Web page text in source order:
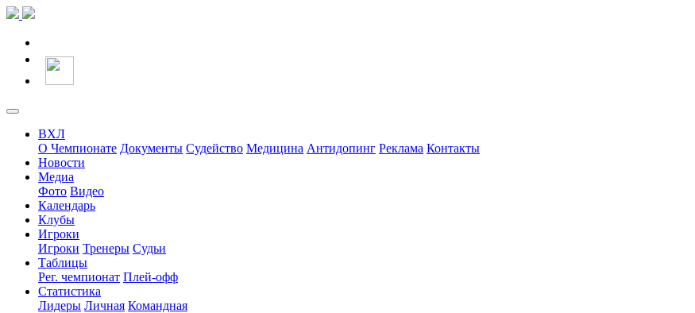
ВХЛ
О Чемпионате Документы Судейство Медицина Антидопинг Реклама Контакты
Новости
Медиа
Фото Видео
Календарь
Клубы
Игроки
Игроки Тренеры Судьи
Таблицы
Рег. чемпионат Плей-офф
Статистика
Лидеры Личная Командная